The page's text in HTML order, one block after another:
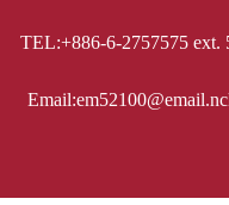
TEL:+886-6-2757575